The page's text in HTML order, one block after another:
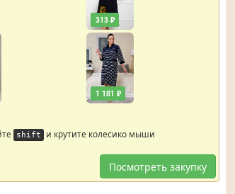
313 ₽
1 181 ₽
shift и крутите колесико мыши
Посмотреть закупку